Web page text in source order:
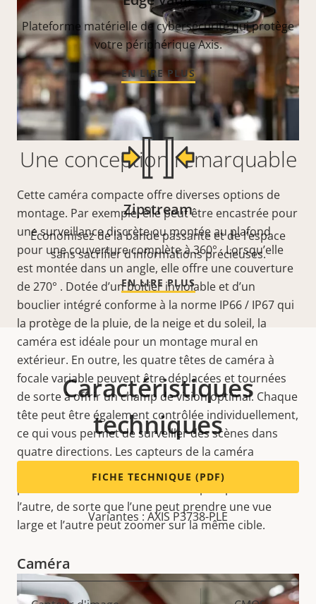
Une conception remarquable
Cette caméra compacte offre diverses options de
montage. Par exemple, elle peut être encastrée pour
une surveillance discrète ou montée au plafond
pour une couverture complète à 360°. Lorsqu’elle
est montée dans un angle, elle offre une couverture
de 270° . Dotée d’un boîtier inviolable et d’un
bouclier intégré conforme à la norme IP66 / IP67 qui
la protège de la pluie, de la neige et du soleil, la
caméra est idéale pour un montage mural en
extérieur. En outre, les quatre têtes de caméra à
focale variable peuvent être déplacées et tournées
de sorte à offrir un champ de vision optimal. Chaque
tête peut être également contrôlée individuellement,
ce qui vous permet de surveiller des scènes dans
quatre directions. Les capteurs de la caméra
peuvent être inclinés, ce qui vous permet de
positionner deux têtes de caméra plus près l’une de
l’autre, de sorte que l’une peut prendre une vue
large et l’autre peut zoomer sur la même cible.
Plateforme matérielle de cybersécurité qui protège
votre périphérique Axis.
EN LIRE PLUS
Zipstream
Économisez de la bande passante et de l’espace
sans sacrifier d’informations précieuses.
EN LIRE PLUS
Caractéristiques
techniques
FICHE TECHNIQUE (PDF)
Variantes : AXIS P3738-PLE
Caméra